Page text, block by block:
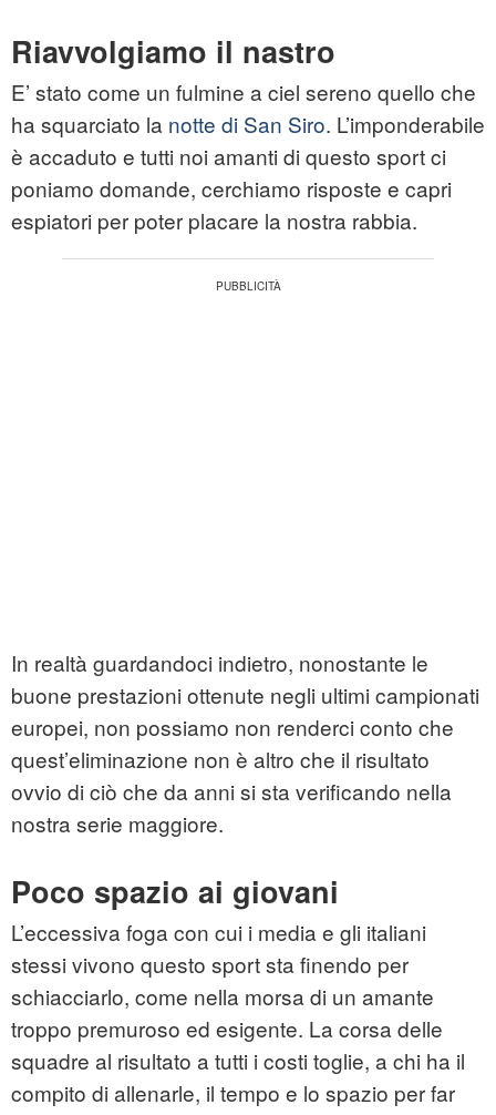
Riavvolgiamo il nastro
E’ stato come un fulmine a ciel sereno quello che
ha squarciato la notte di San Siro. L’imponderabile
è accaduto e tutti noi amanti di questo sport ci
poniamo domande, cerchiamo risposte e capri
espiatori per poter placare la nostra rabbia.
In realtà guardandoci indietro, nonostante le
buone prestazioni ottenute negli ultimi campionati
europei, non possiamo non renderci conto che
quest’eliminazione non è altro che il risultato
ovvio di ciò che da anni si sta verificando nella
nostra serie maggiore.
Poco spazio ai giovani
L’eccessiva foga con cui i media e gli italiani
stessi vivono questo sport sta finendo per
schiacciarlo, come nella morsa di un amante
troppo premuroso ed esigente. La corsa delle
squadre al risultato a tutti i costi toglie, a chi ha il
compito di allenarle, il tempo e lo spazio per far